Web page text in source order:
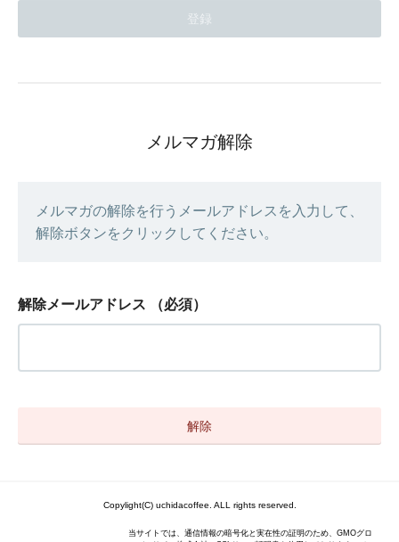
メルマガ解除
メルマガの解除を行うメールアドレスを入力して、
解除ボタンをクリックしてください。
解除メールアドレス （必須）
Copylight(C) uchidacoffee. ALL rights reserved.
当サイトでは、通信情報の暗号化と実在性の証明のため、GMOグロ